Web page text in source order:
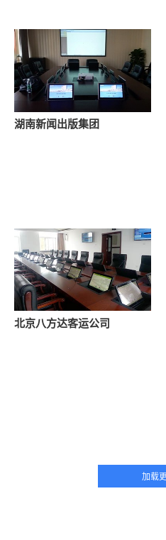
湖南新闻出版集团
北京八方达客运公司